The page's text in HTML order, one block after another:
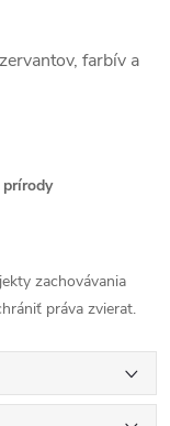
farbív a
prírody
zachovávania
práva zvierat.